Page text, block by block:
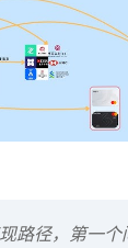
路径，第一个